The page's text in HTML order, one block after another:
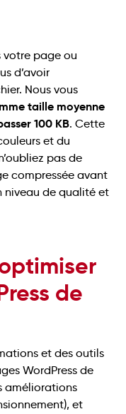
votre page ou
d’avoir
Nous vous
taille moyenne
100 KB. Cette
et du
pas de
compressée avant
niveau de qualité et
de
et des outils
WordPress de
améliorations
et